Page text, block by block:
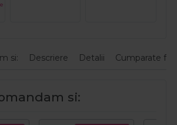
si: Descriere Detalii Cumparate
si: